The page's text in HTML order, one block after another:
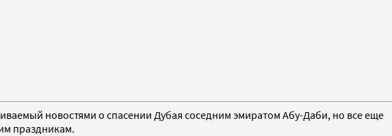
новостями о спасении Дубая соседним эмиратом Абу-Даби, но все еще
праздникам.